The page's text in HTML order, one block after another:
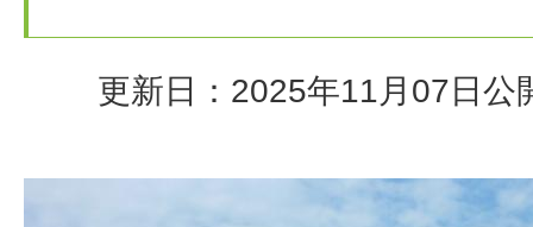
更新日：2025年11月07日 公